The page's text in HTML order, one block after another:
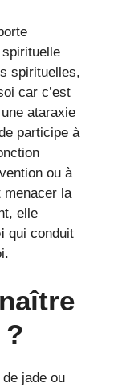
spirituelle
spirituelles,
car c’est
ataraxie
participe à
ou à
menacer la
elle
qui conduit
?
jade ou